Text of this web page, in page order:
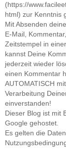
(https://
html) zur Kenntnis
Mit Absenden
E-Mail,
Zeitstempel in
kannst Deine
jederzeit wieder
einen Kommentar
AUTOMATISCH
Verarbeitung
einverstanden!
Dieser Blog ist mit
Google gehostet.
Es gelten die